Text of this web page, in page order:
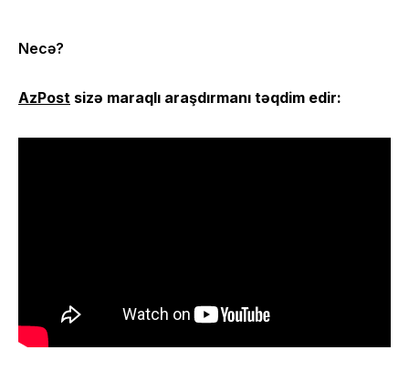
Necə?
AzPost sizə maraqlı araşdırmanı təqdim edir: